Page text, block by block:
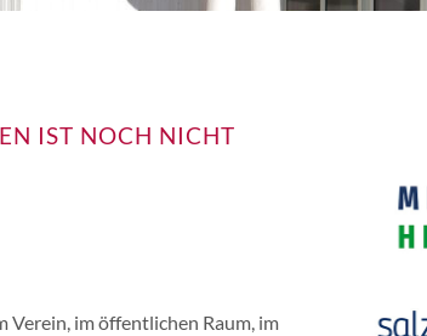
IST NOCH NICHT
Verein, im öffentlichen Raum, im